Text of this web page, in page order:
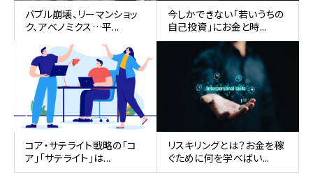
バブル崩壊、リーマンショッ
ク、アベノミクス…平...
今しかできない「若いうちの
自己投資」にお金と時...
コア・サテライト戦略の「コ
ア」「サテライト」は...
リスキリングとは？お金を稼
ぐために何を学べばい...